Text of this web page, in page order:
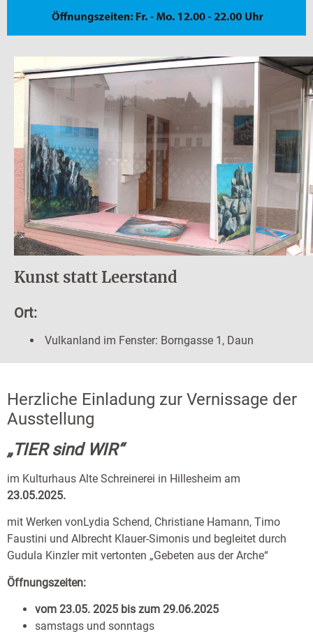
Kunst statt Leerstand
Ort:
Vulkanland im Fenster: Borngasse 1, Daun
Herzliche Einladung zur Vernissage der
Ausstellung
„TIER sind WIR“
im Kulturhaus Alte Schreinerei in Hillesheim am
23.05.2025.
mit Werken vonLydia Schend, Christiane Hamann, Timo
Faustini und Albrecht Klauer-Simonis und begleitet durch
Gudula Kinzler mit vertonten „Gebeten aus der Arche“
Öffnungszeiten:
vom 23.05. 2025 bis zum 29.06.2025
samstags und sonntags